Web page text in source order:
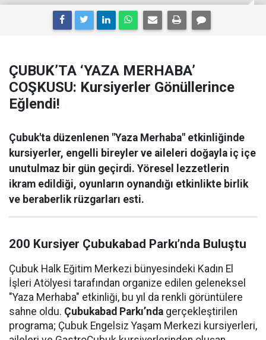
ÇUBUK’TA ‘YAZA MERHABA’
COŞKUSU: Kursiyerler Gönüllerince
Eğlendi!
Çubuk'ta düzenlenen "Yaza Merhaba" etkinliğinde
kursiyerler, engelli bireyler ve aileleri doğayla iç içe
unutulmaz bir gün geçirdi. Yöresel lezzetlerin
ikram edildiği, oyunların oynandığı etkinlikte birlik
ve beraberlik rüzgarları esti.
200 Kursiyer Çubukabad Parkı’nda Buluştu
Çubuk Halk Eğitim Merkezi bünyesindeki Kadın El
İşleri Atölyesi tarafından organize edilen geleneksel
"Yaza Merhaba" etkinliği, bu yıl da renkli görüntülere
sahne oldu. Çubukabad Parkı’nda gerçekleştirilen
programa; Çubuk Engelsiz Yaşam Merkezi kursiyerleri,